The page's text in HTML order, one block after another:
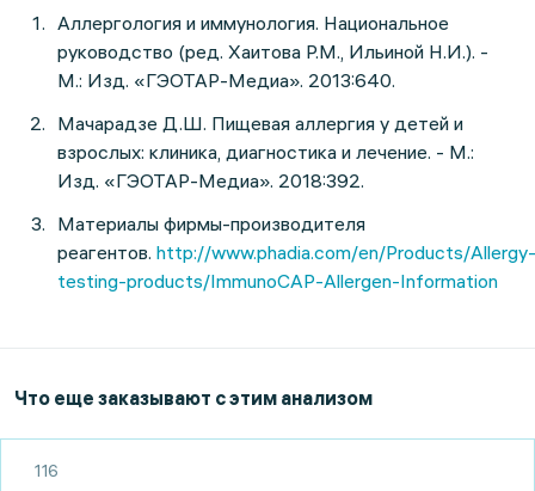
Аллергология и иммунология. Национальное
руководство (ред. Хаитова Р.М., Ильиной Н.И.). -
М.: Изд. «ГЭОТАР-Медиа». 2013:640.
Мачарадзе Д.Ш. Пищевая аллергия у детей и
взрослых: клиника, диагностика и лечение. - М.:
Изд. «ГЭОТАР-Медиа». 2018:392.
Материалы фирмы-производителя
реагентов. http://www.phadia.com/en/Products/Allergy-
testing-products/ImmunoCAP-Allergen-Information
Что еще заказывают с этим анализом
116